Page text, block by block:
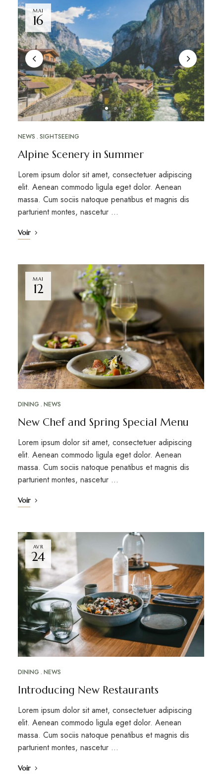
MAI
16
NEWS SIGHTSEEING
Alpine Scenery in Summer
Lorem ipsum dolor sit amet, consectetuer adipiscing
elit. Aenean commodo ligula eget dolor. Aenean
massa. Cum sociis natoque penatibus et magnis dis
parturient montes, nascetur …
Voir
MAI
12
DINING NEWS
New Chef and Spring Special Menu
Lorem ipsum dolor sit amet, consectetuer adipiscing
elit. Aenean commodo ligula eget dolor. Aenean
massa. Cum sociis natoque penatibus et magnis dis
parturient montes, nascetur …
Voir
AVR
24
DINING NEWS
Introducing New Restaurants
Lorem ipsum dolor sit amet, consectetuer adipiscing
elit. Aenean commodo ligula eget dolor. Aenean
massa. Cum sociis natoque penatibus et magnis dis
parturient montes, nascetur …
Voir